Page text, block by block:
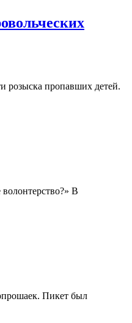
розыска пропавших детей.
В
Пикет был